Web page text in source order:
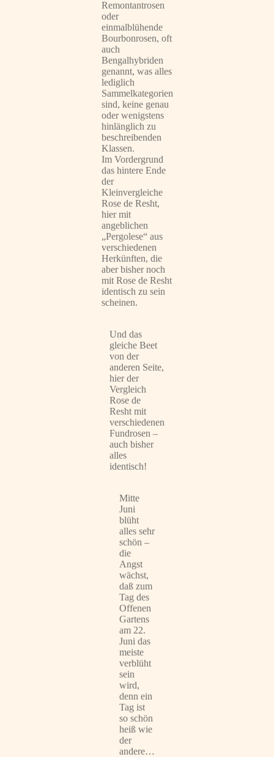
Remontantrosen
oder
einmalblühende
Bourbonrosen, oft
auch
Bengalhybriden
genannt, was alles
lediglich
Sammelkategorien
sind, keine genau
oder wenigstens
hinlänglich zu
beschreibenden
Klassen.
Im Vordergrund
das hintere Ende
der
Kleinvergleiche
Rose de Resht,
hier mit
angeblichen
„Pergolese“ aus
verschiedenen
Herkünften, die
aber bisher noch
mit Rose de Resht
identisch zu sein
scheinen.
Und das
gleiche Beet
von der
anderen Seite,
hier der
Vergleich
Rose de
Resht mit
verschiedenen
Fundrosen –
auch bisher
alles
identisch!
Mitte
Juni
blüht
alles sehr
schön –
die
Angst
wächst,
daß zum
Tag des
Offenen
Gartens
am 22.
Juni das
meiste
verblüht
sein
wird,
denn ein
Tag ist
so schön
heiß wie
der
andere…